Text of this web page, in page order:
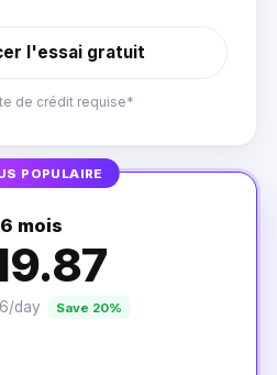
l'essai gratuit
de crédit requise*
POPULAIRE
6 mois
day Save 20%